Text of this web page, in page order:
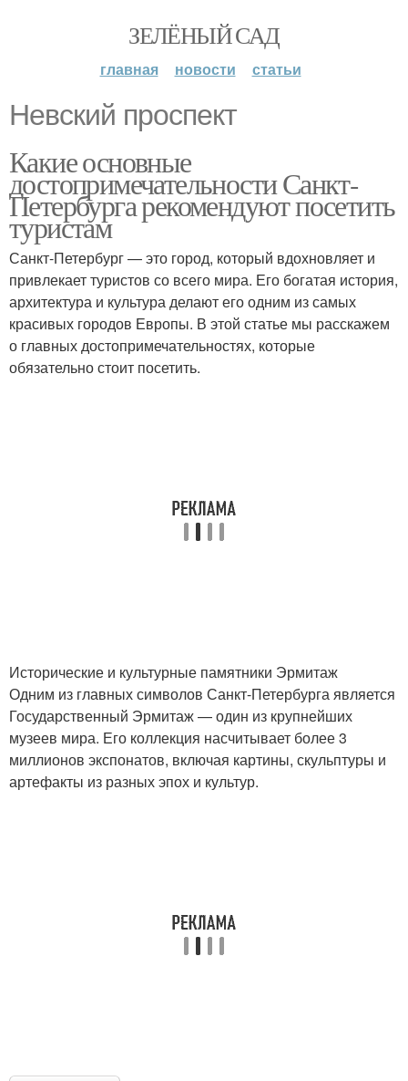
ЗЕЛЁНЫЙ САД
главная новости статьи
Невский проспект
Какие основные
достопримечательности Санкт-
Петербурга рекомендуют посетить
туристам
Санкт-Петербург — это город, который вдохновляет и
привлекает туристов со всего мира. Его богатая история,
архитектура и культура делают его одним из самых
красивых городов Европы. В этой статье мы расскажем
о главных достопримечательностях, которые
обязательно стоит посетить.
Исторические и культурные памятники Эрмитаж
Одним из главных символов Санкт-Петербурга является
Государственный Эрмитаж — один из крупнейших
музеев мира. Его коллекция насчитывает более 3
миллионов экспонатов, включая картины, скульптуры и
артефакты из разных эпох и культур.